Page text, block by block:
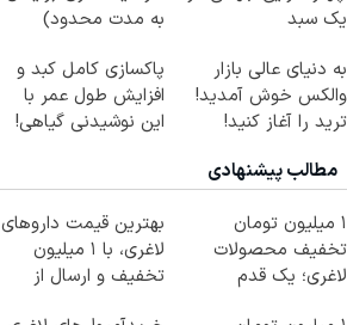
یک سبد
به مدت محدود)
به دنیای عالی بازار
والکس خوش آمدید!
ترید را آغاز کنید!
پاکسازی کامل کبد و
افزایش طول عمر با
این نوشیدنی گیاهی!
مطالب پیشنهادی
۱ میلیون تومان
تخفیف محصولات
لاغری؛ یک قدم
بهترین قیمت داروهای
لاغری، با ۱ میلیون
تخفیف و ارسال از